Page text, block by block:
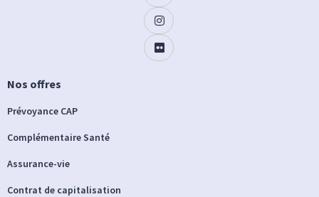
Nos offres
Prévoyance CAP
Complémentaire Santé
Assurance-vie
Contrat de capitalisation